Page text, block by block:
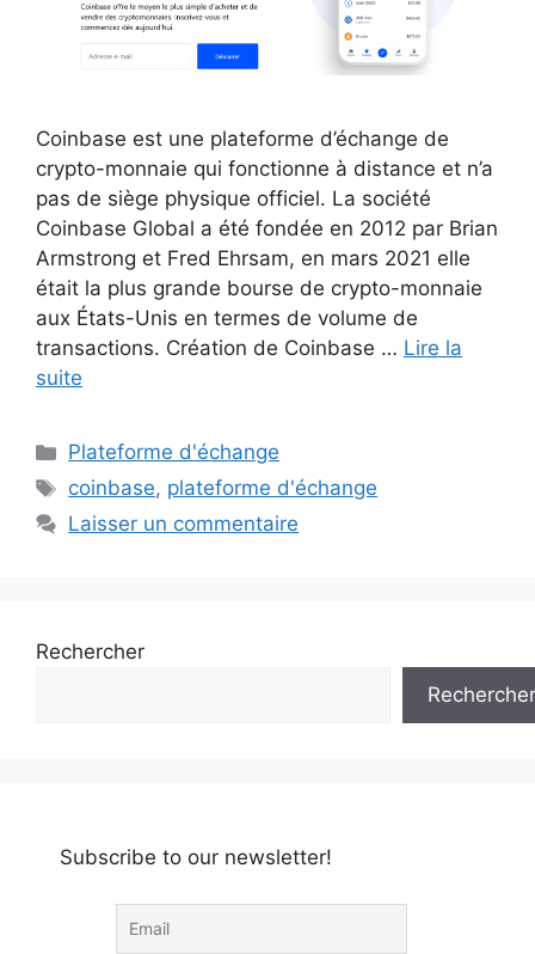
Coinbase est une plateforme d’échange de
crypto-monnaie qui fonctionne à distance et n’a
pas de siège physique officiel. La société
Coinbase Global a été fondée en 2012 par Brian
Armstrong et Fred Ehrsam, en mars 2021 elle
était la plus grande bourse de crypto-monnaie
aux États-Unis en termes de volume de
transactions. Création de Coinbase … Lire la
suite
Catégories
Plateforme d'échange
Étiquettes
coinbase, plateforme d'échange
Laisser un commentaire
Rechercher
Rechercher
Subscribe to our newsletter!